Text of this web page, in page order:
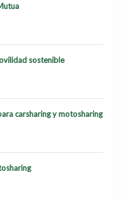
sostenible
carsharing y motosharing